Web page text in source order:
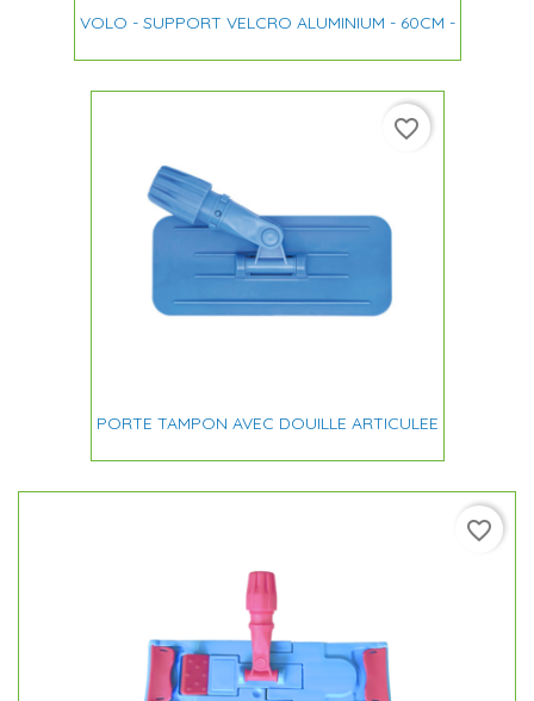
VOLO - SUPPORT VELCRO ALUMINIUM - 60CM -
PORTE TAMPON AVEC DOUILLE ARTICULEE
favorite_border
favorite_border